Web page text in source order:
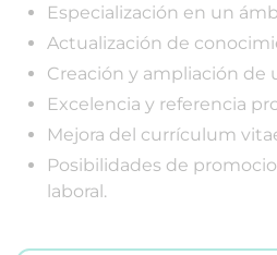
Especialización en un
Actualización de
Creación y ampliación de
Excelencia y referencia
Mejora del currículum
Posibilidades de
laboral.